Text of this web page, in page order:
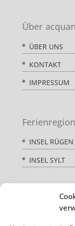
Über
ÜBER UNS
KONTAKT
IMPRESSUM
INSEL RÜGEN
INSEL SYLT